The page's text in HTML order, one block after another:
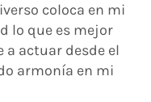
coloca en mi
lo que es mejor
actuar desde el
armonía en mi